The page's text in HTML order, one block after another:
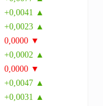
+0,0041 ▲
+0,0023 ▲
0,0000 ▼
+0,0002 ▲
0,0000 ▼
+0,0047 ▲
+0,0031 ▲